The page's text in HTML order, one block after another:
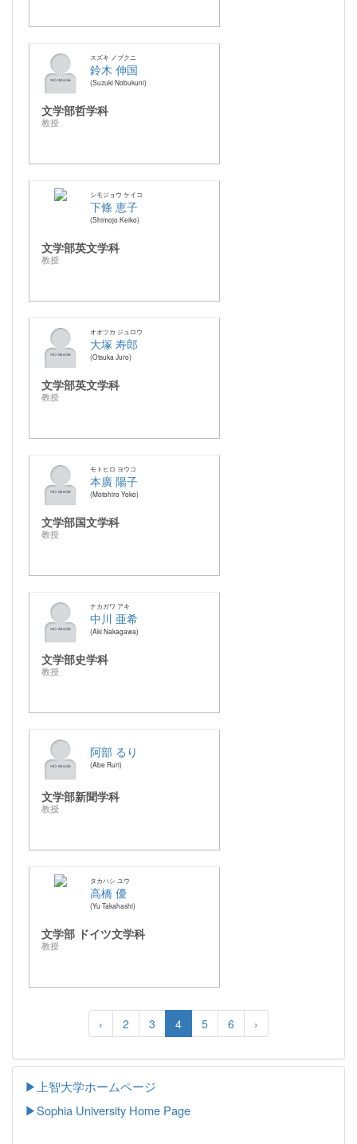
スズキ ノブクニ
鈴木 伸国
Suzuki Nobukuni
文学部哲学科
教授
シモジョウ ケイコ
下條 恵子
Shimojo Keiko
文学部英文学科
教授
オオツカ ジュロウ
大塚 寿郎
Otsuka Juro
文学部英文学科
教授
モトヒロ ヨウコ
本廣 陽子
Motohiro Yoko
文学部国文学科
教授
ナカガワ アキ
中川 亜希
Aki Nakagawa
文学部史学科
教授
阿部 るり
Abe Ruri
文学部新聞学科
教授
タカハシ ユウ
高橋 優
Yu Takahashi
文学部 ドイツ文学科
教授
‹ 2 3 4 5 6 ›
▶上智大学ホームページ
▶Sophia University Home Page